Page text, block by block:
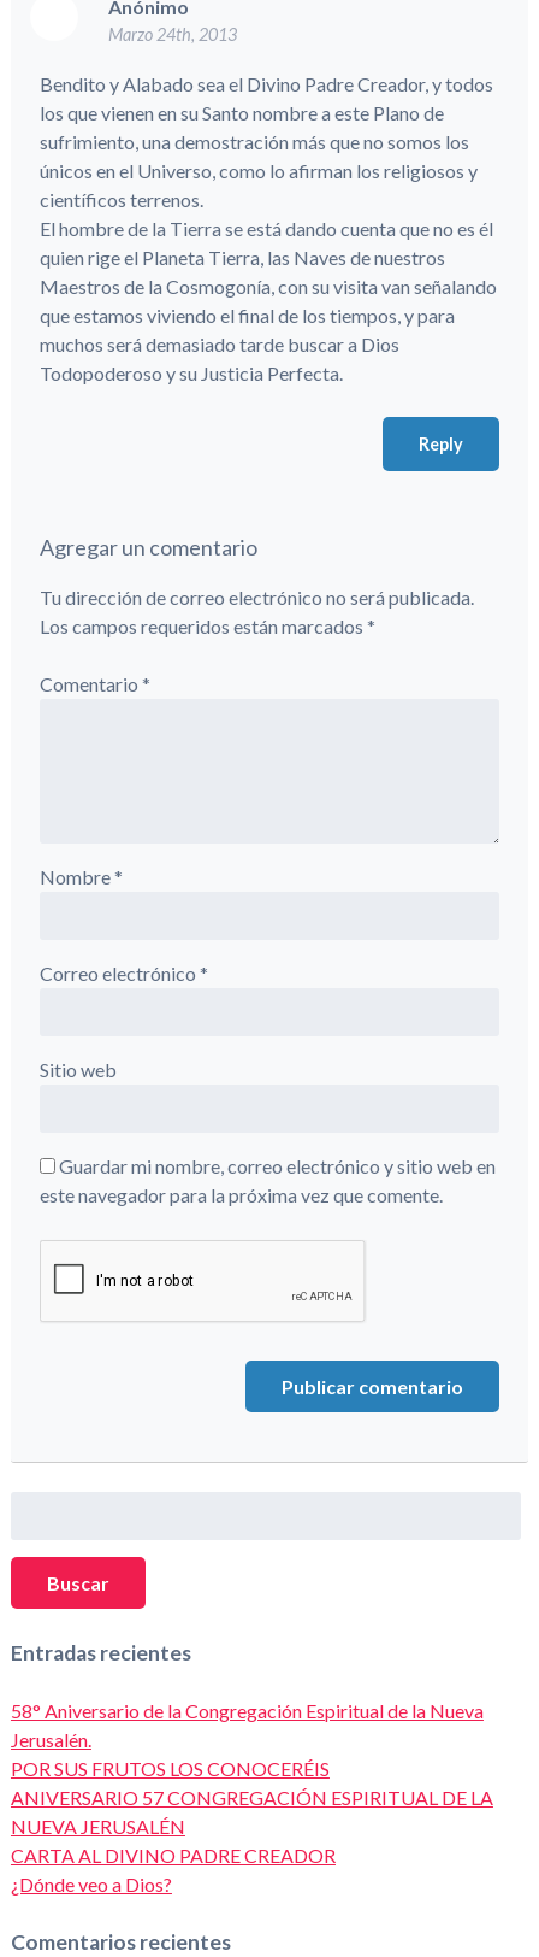
Anónimo
Marzo 24th, 2013
Bendito y Alabado sea el Divino Padre Creador, y todos
los que vienen en su Santo nombre a este Plano de
sufrimiento, una demostración más que no somos los
únicos en el Universo, como lo afirman los religiosos y
científicos terrenos.
El hombre de la Tierra se está dando cuenta que no es él
quien rige el Planeta Tierra, las Naves de nuestros
Maestros de la Cosmogonía, con su visita van señalando
que estamos viviendo el final de los tiempos, y para
muchos será demasiado tarde buscar a Dios
Todopoderoso y su Justicia Perfecta.
Reply
Agregar un comentario
Tu dirección de correo electrónico no será publicada.
Los campos requeridos están marcados *
Comentario *
Nombre*
Correo electrónico *
Sitio web
Guardar mi nombre, correo electrónico y sitio web en
este navegador para la próxima vez que comente.
Buscar
Entradas recientes
58° Aniversario de la Congregación Espiritual de la Nueva
Jerusalén.
POR SUS FRUTOS LOS CONOCERÉIS
ANIVERSARIO 57 CONGREGACIÓN ESPIRITUAL DE LA
NUEVA JERUSALÉN
CARTA AL DIVINO PADRE CREADOR
¿Dónde veo a Dios?
Comentarios recientes